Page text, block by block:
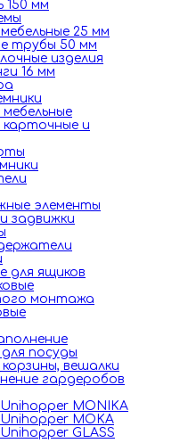
150 мм
25 мм
трубы 50 мм
изделия
16 мм
карточные и
элементы
задвижки
для ящиков
монтажа
посуды
корзины, вешалки
гардеробов
MONIKA
MOKA
GLASS